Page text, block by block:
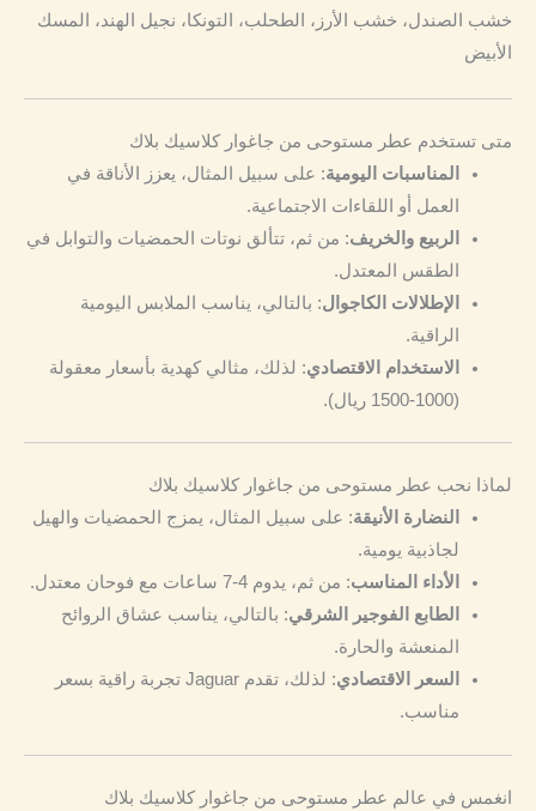
خشب الصندل، خشب الأرز، الطحلب، التونكا، نجيل الهند، المسك
الأبيض
متى تستخدم عطر مستوحى من جاغوار كلاسيك بلاك
المناسبات اليومية: على سبيل المثال، يعزز الأناقة في
العمل أو اللقاءات الاجتماعية.
الربيع والخريف: من ثم، تتألق نوتات الحمضيات والتوابل في
الطقس المعتدل.
الإطلالات الكاجوال: بالتالي، يناسب الملابس اليومية
الراقية.
الاستخدام الاقتصادي: لذلك، مثالي كهدية بأسعار معقولة
(1000-1500 ريال).
لماذا نحب عطر مستوحى من جاغوار كلاسيك بلاك
النضارة الأنيقة: على سبيل المثال، يمزج الحمضيات والهيل
لجاذبية يومية.
الأداء المناسب: من ثم، يدوم 4-7 ساعات مع فوحان معتدل.
الطابع الفوجير الشرقي: بالتالي، يناسب عشاق الروائح
المنعشة والحارة.
السعر الاقتصادي
: لذلك، تقدم Jaguar تجربة راقية بسعر
مناسب.
انغمس في عالم عطر مستوحى من جاغوار كلاسيك بلاك